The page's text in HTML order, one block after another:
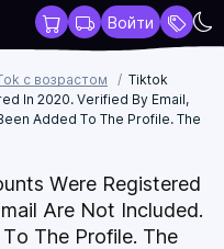
Войти
с возрастом
Tiktok
In 2020. Verified By Email,
Added To The Profile. The
Were Registered
Are Not Included.
The Profile. The